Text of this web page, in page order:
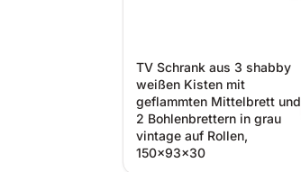
TV Schrank aus 3 shabby
weißen Kisten mit
geflammten Mittelbrett und
2 Bohlenbrettern in grau
vintage auf Rollen,
150x93x30